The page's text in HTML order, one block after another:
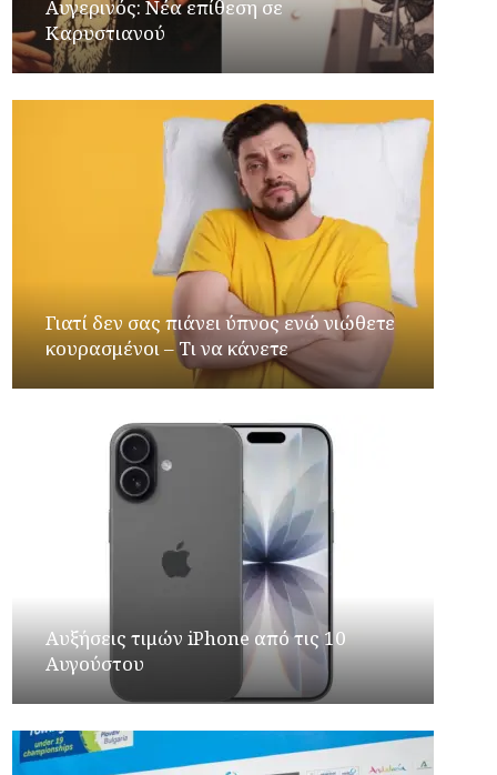
Αυγερινός: Νέα επίθεση σε
Καρυστιανού
Γιατί δεν σας πιάνει ύπνος ενώ νιώθετε
κουρασμένοι – Τι να κάνετε
Αυξήσεις τιμών iPhone από τις 10
Αυγούστου